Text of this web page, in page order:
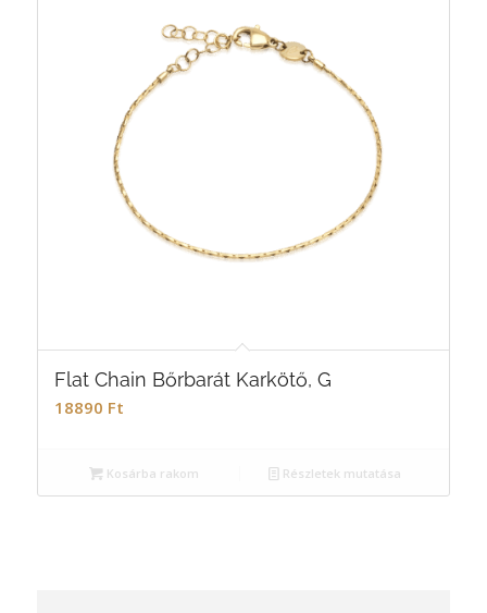
Flat Chain Bőrbarát Karkötő, G
18890 Ft
Kosárba rakom Részletek mutatása